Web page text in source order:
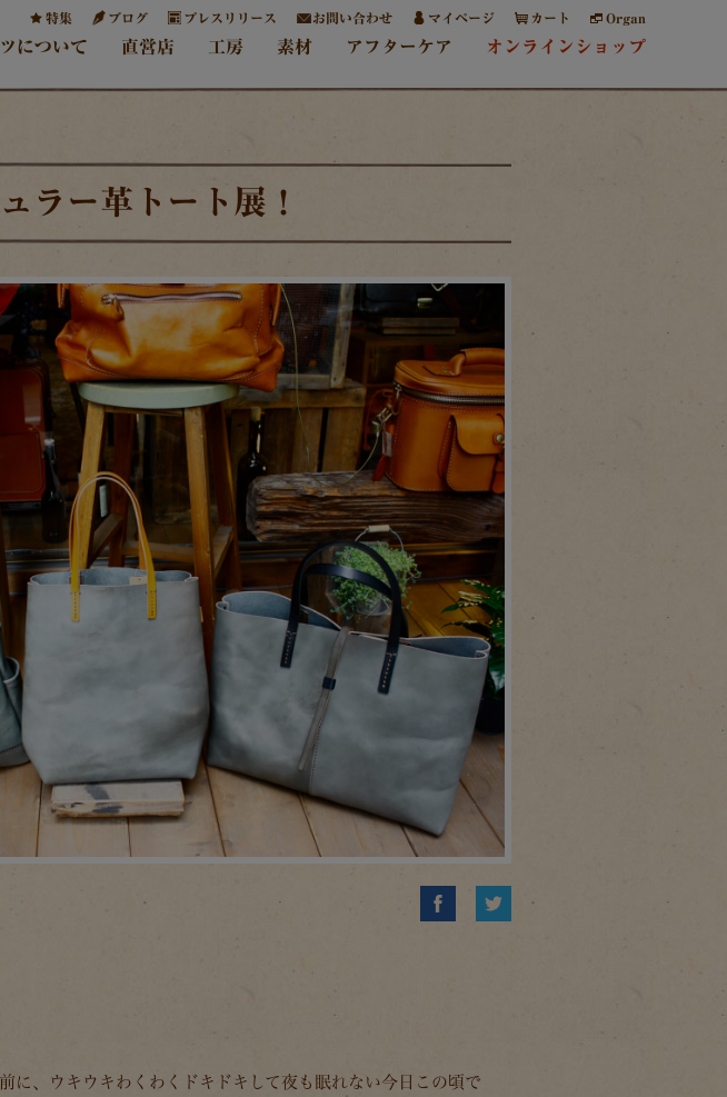
特集 ブログ プレスリリース お問い合わせ マイページ カート Organ
について 直営店 工房 素材 アフターケア オンラインショップ
ラー革トート展！
に、ウキウキわくわくドキドキして夜も眠れない今日この頃で